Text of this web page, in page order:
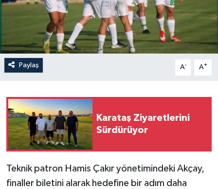
Paylaş A- A+
Karataş Ziyaretlerini
Sürdürüyor
Teknik patron Hamis Çakır yönetimindeki Akçay,
finaller biletini alarak hedefine bir adım daha